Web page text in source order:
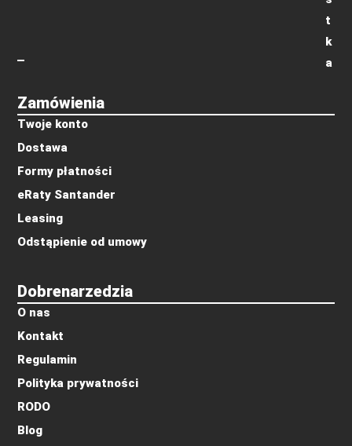
Dobrenarzedzia
O nas
Kontakt
Regulamin
Polityka prywatności
RODO
Blog
Zamówienia
Twoje konto
Dostawa
Formy płatności
eRaty Santander
Leasing
Odstąpienie od umowy
t
k
a